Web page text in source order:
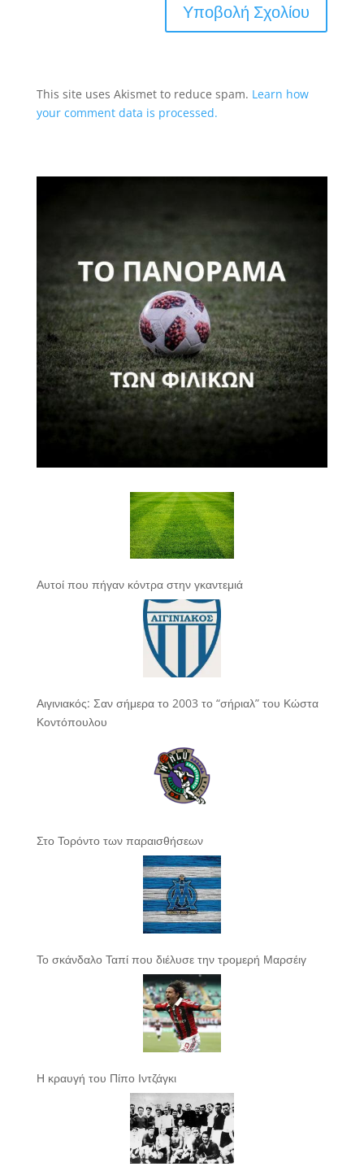
This site uses Akismet to reduce spam. Learn how
your comment data is processed.
Αυτοί που πήγαν κόντρα στην γκαντεμιά
Αιγινιακός: Σαν σήμερα το 2003 το “σήριαλ” του Κώστα
Κοντόπουλου
Στο Τορόντο των παραισθήσεων
Το σκάνδαλο Ταπί που διέλυσε την τρομερή Μαρσέιγ
Η κραυγή του Πίπο Ιντζάγκι